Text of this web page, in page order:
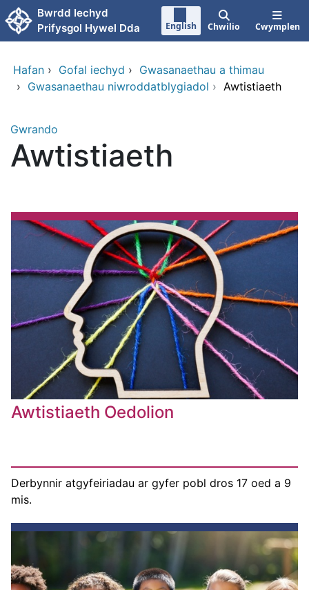
Neidio i'r prif gynnwy
Bwrdd Iechyd
Prifysgol Hywel Dda
English Chwilio Cwymplen
Hafan › Gofal iechyd › Gwasanaethau a thimau
› Gwasanaethau niwroddatblygiadol › Awtistiaeth
Gwrando
Awtistiaeth
Awtistiaeth Oedolion
Derbynnir atgyfeiriadau ar gyfer pobl dros 17 oed a 9
mis.